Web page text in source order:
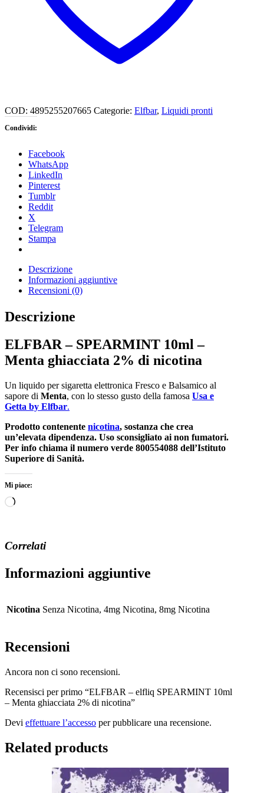
COD: 4895255207665 Categorie: Elfbar, Liquidi pronti
Condividi:
Facebook
WhatsApp
LinkedIn
Pinterest
Tumblr
Reddit
X
Telegram
Stampa
Descrizione
Informazioni aggiuntive
Recensioni (0)
Descrizione
ELFBAR – SPEARMINT 10ml –
Menta ghiacciata 2% di nicotina
Un liquido per sigaretta elettronica Fresco e Balsamico al
sapore di Menta, con lo stesso gusto della famosa Usa e
Getta by Elfbar.
Prodotto contenente nicotina, sostanza che crea
un’elevata dipendenza. Uso sconsigliato ai non fumatori.
Per info chiama il numero verde 800554088 dell’Istituto
Superiore di Sanità.
Mi piace:
Caricamento
Correlati
Informazioni aggiuntive
Nicotina Senza Nicotina, 4mg Nicotina, 8mg Nicotina
Recensioni
Ancora non ci sono recensioni.
Recensisci per primo “ELFBAR – elfliq SPEARMINT 10ml
– Menta ghiacciata 2% di nicotina”
Devi effettuare l’accesso per pubblicare una recensione.
Related products